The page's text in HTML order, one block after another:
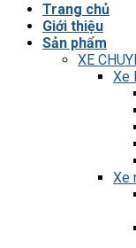
Trang chủ
Giới thiệu
Sản phẩm
XE
Xe
Xe